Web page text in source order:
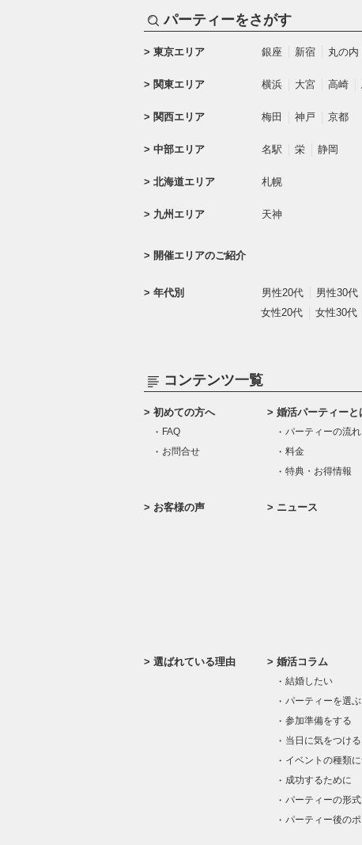
パーティーをさがす
東京エリア 銀座 新宿 丸の内
関東エリア 横浜 大宮 高崎
関西エリア 梅田 神戸 京都
中部エリア 名駅 栄 静岡
北海道エリア 札幌
九州エリア 天神
開催エリアのご紹介
年代別 男性20代 男性30代
女性20代
女性30代
コンテンツ一覧
初めての方へ
FAQ
お問合せ
婚活パーティーと
パーティーの流れ
料金
特典・お得情報
お客様の声 ニュース
選ばれている理由 婚活コラム
結婚したい
パーティーを選ぶ
参加準備をする
当日に気をつける
イベントの種類
成功するために
パーティーの形式
パーティー後のポ